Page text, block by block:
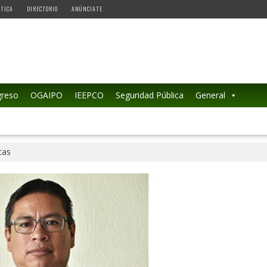
DIRECTORIO ANÚNCIATE
OGAIPO IEEPCO Seguridad Pública General